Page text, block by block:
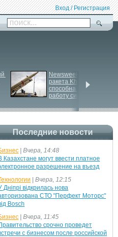
Вход / Регистрация
поиск...
Newsweek: Иранская
ракета Kheibar Shekan
способна усложнить
работу систем ПРО
Последние новости
Вчера, 14:48
Казахстане могут ввести платное
разрешение на въезд
Вчера, 12:15
Дніпрі відкрилась нова
СТО "Перфект Моторс"
Bosch
Вчера, 11:45
срочно проведет
с бизнесом после российской